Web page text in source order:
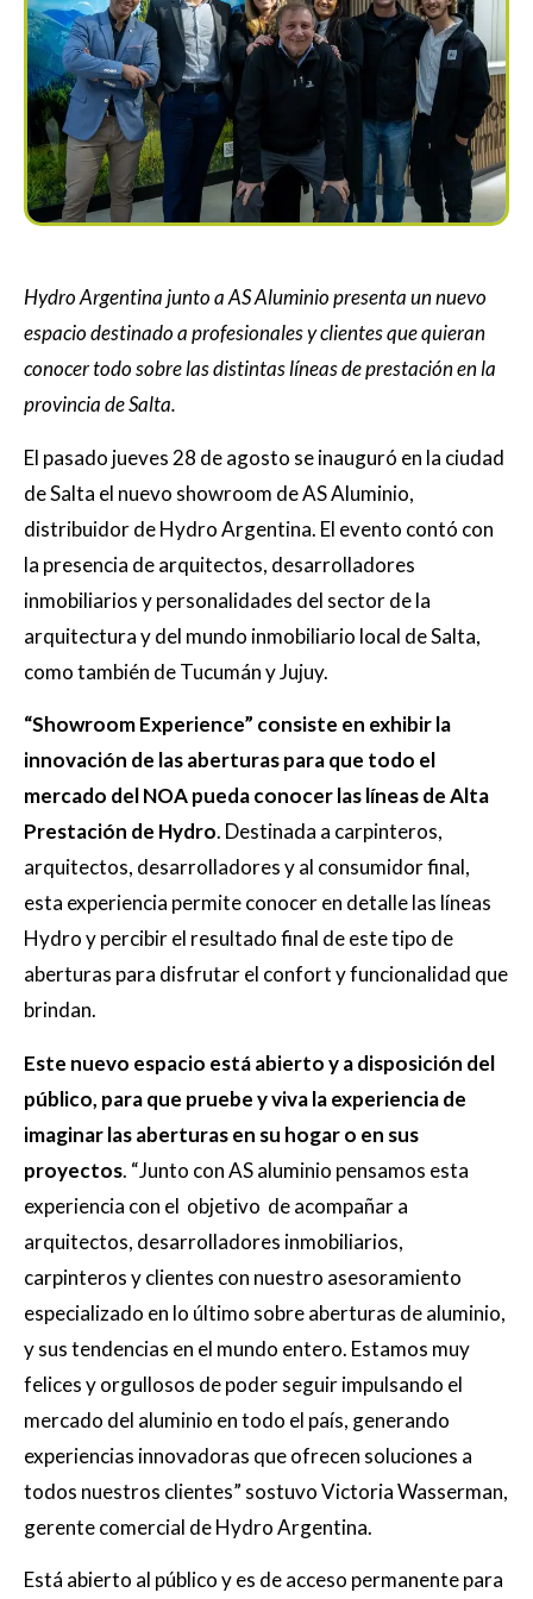
Hydro Argentina junto a AS Aluminio presenta un nuevo
espacio destinado a profesionales y clientes que quieran
conocer todo sobre las distintas líneas de prestación en la
provincia de Salta.
El pasado jueves 28 de agosto se inauguró en la ciudad
de Salta el nuevo showroom de AS Aluminio,
distribuidor de Hydro Argentina. El evento contó con
la presencia de arquitectos, desarrolladores
inmobiliarios y personalidades del sector de la
arquitectura y del mundo inmobiliario local de Salta,
como también de Tucumán y Jujuy.
“Showroom Experience” consiste en exhibir la
innovación de las aberturas para que todo el
mercado del NOA pueda conocer las líneas de Alta
Prestación de Hydro. Destinada a carpinteros,
arquitectos, desarrolladores y al consumidor final,
esta experiencia permite conocer en detalle las líneas
Hydro y percibir el resultado final de este tipo de
aberturas para disfrutar el confort y funcionalidad que
brindan.
Este nuevo espacio está abierto y a disposición del
público, para que pruebe y viva la experiencia de
imaginar las aberturas en su hogar o en sus
proyectos. “Junto con AS aluminio pensamos esta
experiencia con el objetivo de acompañar a
arquitectos, desarrolladores inmobiliarios,
carpinteros y clientes con nuestro asesoramiento
especializado en lo último sobre aberturas de aluminio,
y sus tendencias en el mundo entero. Estamos muy
felices y orgullosos de poder seguir impulsando el
mercado del aluminio en todo el país, generando
experiencias innovadoras que ofrecen soluciones a
todos nuestros clientes” sostuvo Victoria Wasserman,
gerente comercial de Hydro Argentina.
Está abierto al público y es de acceso permanente para